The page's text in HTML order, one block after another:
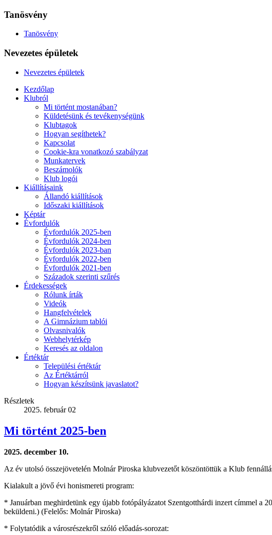
Tanösvény
Tanösvény
Nevezetes épületek
Nevezetes épületek
Kezdőlap
Klubról
Mi történt mostanában?
Küldetésünk és tevékenységünk
Klubtagok
Hogyan segíthetek?
Kapcsolat
Cookie-kra vonatkozó szabályzat
Munkatervek
Beszámolók
Klub logói
Kiállításaink
Állandó kiállítások
Időszaki kiállítások
Képtár
Évfordulók
Évfordulók 2025-ben
Évfordulók 2024-ben
Évfordulók 2023-ban
Évfordulók 2022-ben
Évfordulók 2021-ben
Századok szerinti szűrés
Érdekességek
Rólunk írták
Videók
Hangfelvételek
A Gimnázium tablói
Olvasnivalók
Webhelytérkép
Keresés az oldalon
Értéktár
Települési értéktár
Az Értéktárról
Hogyan készítsünk javaslatot?
Részletek
2025. február 02
Mi történt 2025-ben
2025. december 10.
Az év utolsó összejövetelén Molnár Piroska klubvezetőt köszöntöttük a Klub
Kialakult a jövő évi honismereti program:
* Januárban meghirdetünk egy újabb fotópályázatot Szentgotthárdi inzert címmel a
beküldeni.) (Felelős: Molnár Piroska)
* Folytatódik a városrészekről szóló előadás-sorozat: